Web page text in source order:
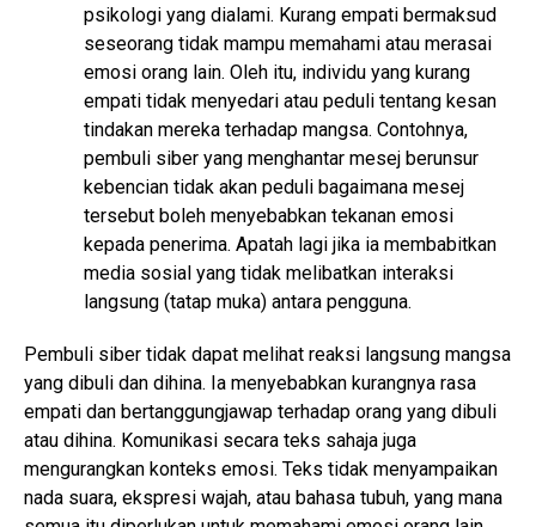
psikologi yang dialami. Kurang empati bermaksud
seseorang tidak mampu memahami atau merasai
emosi orang lain. Oleh itu, individu yang kurang
empati tidak menyedari atau peduli tentang kesan
tindakan mereka terhadap mangsa. Contohnya,
pembuli siber yang menghantar mesej berunsur
kebencian tidak akan peduli bagaimana mesej
tersebut boleh menyebabkan tekanan emosi
kepada penerima. Apatah lagi jika ia membabitkan
media sosial yang tidak melibatkan interaksi
langsung (tatap muka) antara pengguna.
Pembuli siber tidak dapat melihat reaksi langsung mangsa
yang dibuli dan dihina. Ia menyebabkan kurangnya rasa
empati dan bertanggungjawap terhadap orang yang dibuli
atau dihina. Komunikasi secara teks sahaja juga
mengurangkan konteks emosi. Teks tidak menyampaikan
nada suara, ekspresi wajah, atau bahasa tubuh, yang mana